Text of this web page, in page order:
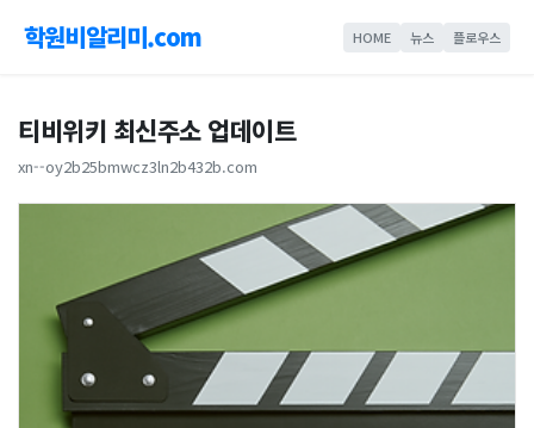
학원비알리미.com HOME 뉴스 플로우스
티비위키 최신주소 업데이트
xn--oy2b25bmwcz3ln2b432b.com